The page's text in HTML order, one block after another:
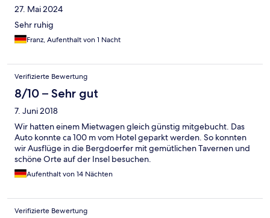
27. Mai 2024
Sehr ruhig
Franz, Aufenthalt von 1 Nacht
Verifizierte Bewertung
8/10 – Sehr gut
7. Juni 2018
Wir hatten einem Mietwagen gleich günstig mitgebucht. Das
Auto konnte ca 100 m vom Hotel geparkt werden. So konnten
wir Ausflüge in die Bergdoerfer mit gemütlichen Tavernen und
schöne Orte auf der Insel besuchen.
Aufenthalt von 14 Nächten
Verifizierte Bewertung